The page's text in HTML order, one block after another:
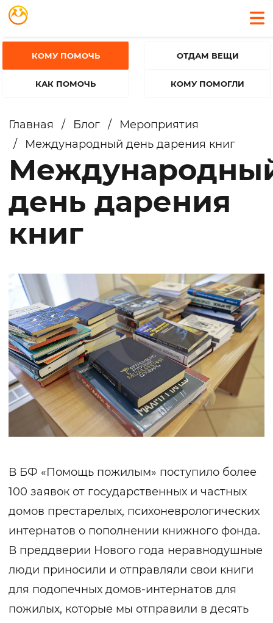
КОМУ ПОМОЧЬ
КАК ПОМОЧЬ
ОТДАМ ВЕЩИ
КОМУ ПОМОГЛИ
Главная / Блог /
Мероприятия
/
Международный день дарения книг
день дарения
книг
В БФ «Помощь пожилым» поступило более
100 заявок от государственных и частных
домов престарелых, психоневрологических
интернатов о пополнении книжного фонда.
В преддверии Нового года неравнодушные
люди приносили и отправляли свои книги
для подопечных домов-интернатов для
пожилых, которые мы отправили в десять